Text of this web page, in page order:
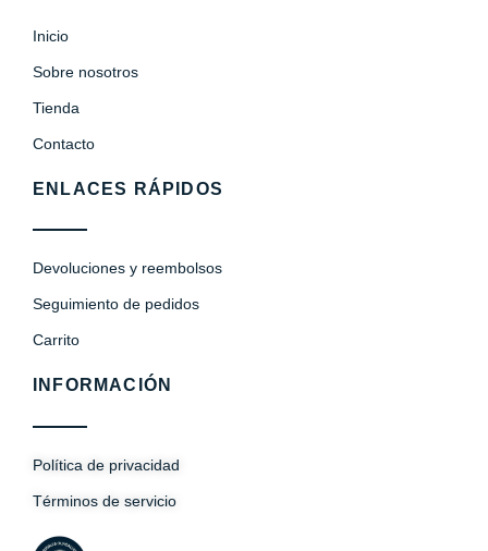
Inicio
Sobre nosotros
Tienda
Contacto
ENLACES RÁPIDOS
Devoluciones y reembolsos
Seguimiento de pedidos
Carrito
INFORMACIÓN
Política de privacidad
Términos de servicio